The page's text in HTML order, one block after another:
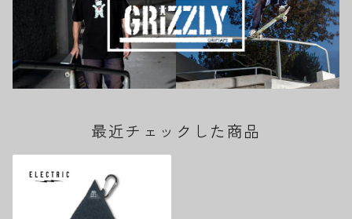
最近チェックした商品